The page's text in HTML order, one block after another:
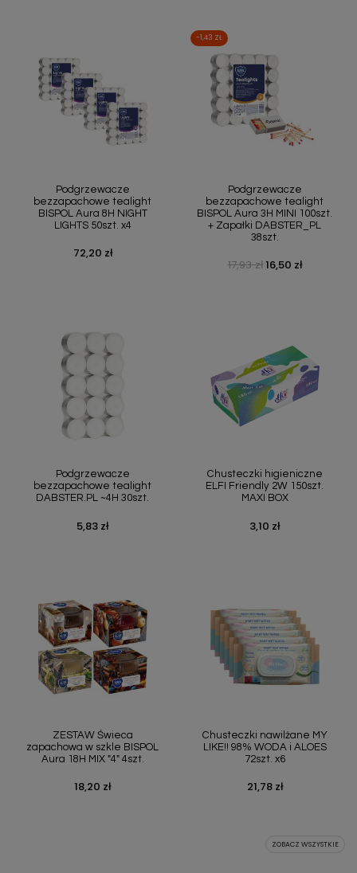
Podgrzewacze
bezzapachowe tealight
BISPOL Aura 8H NIGHT
LIGHTS 50szt. x4
Cena
72,20 zł
Podgrzewacze
bezzapachowe tealight
BISPOL Aura 3H MINI 100szt.
+ Zapałki DABSTER_PL
38szt.
Cena podstawowa
17,93 zł Cena
16,50 zł
-1,43 ZŁ
Podgrzewacze
bezzapachowe tealight
DABSTER.PL ~4H 30szt.
Cena
5,83 zł
Chusteczki higieniczne
ELFI Friendly 2W 150szt.
MAXI BOX
Cena
3,10 zł
ZESTAW Świeca
zapachowa w szkle BISPOL
Aura 18H MIX "4" 4szt.
Cena
18,20 zł
Chusteczki nawilżane MY
LIKE!! 98% WODA i ALOES
72szt. x6
Cena
21,78 zł
ZOBACZ WSZYSTKIE